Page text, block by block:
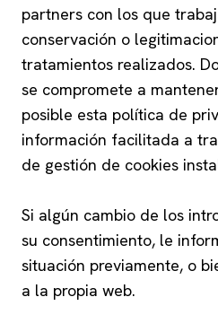
partners con los que
conservación o
tratamientos realizados.
se compromete a
posible esta política de
información facilitada a
de gestión de cookies
Si algún cambio de los
su consentimiento, le
situación previamente, o
a la propia web.